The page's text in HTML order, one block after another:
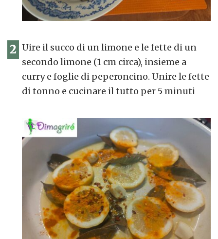
2 Uire il succo di un limone e le fette di un
secondo limone (1 cm circa), insieme a
curry e foglie di peperoncino. Unire le fette
di tonno e cucinare il tutto per 5 minuti